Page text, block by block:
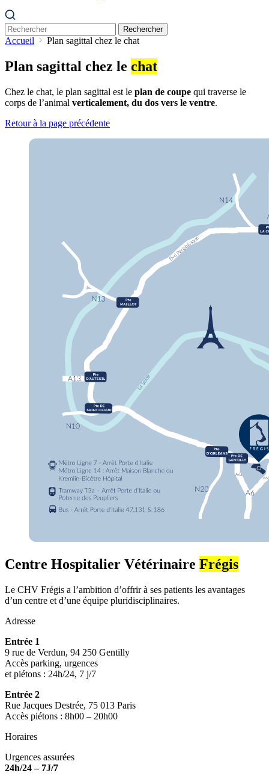
Rechercher
Accueil Plan sagittal chez le chat
Plan sagittal chez le chat
Chez le chat, le plan sagittal est le plan de coupe qui traverse le
corps de l’animal verticalement, du dos vers le ventre.
Retour à la page précédente
Centre Hospitalier Vétérinaire Frégis
Le CHV Frégis a l’ambition d’offrir à ses patients les avantages
d’un centre et d’une équipe pluridisciplinaires.
Adresse
Entrée 1
9 rue de Verdun, 94 250 Gentilly
Accès parking, urgences
et piétons : 24h/24, 7 j/7
Entrée 2
Rue Jacques Destrée, 75 013 Paris
Accès piétons : 8h00 – 20h00
Horaires
Urgences assurées
24h/24 – 7J/7